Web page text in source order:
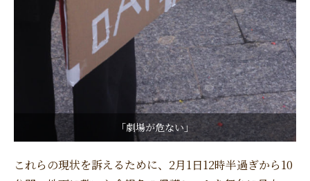
「劇場が危ない」
これらの現状を訴えるために、2月1日12時半過ぎから10